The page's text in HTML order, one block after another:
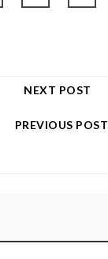
NEXT POST
PREVIOUS POST